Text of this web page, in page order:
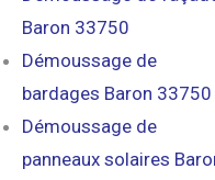
Baron 33750
Démoussage de
bardages Baron 33750
Démoussage de
panneaux solaires